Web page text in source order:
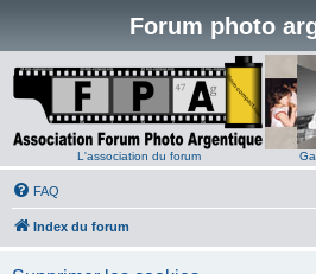
Forum photo
L'association du forum
FAQ
Index du forum